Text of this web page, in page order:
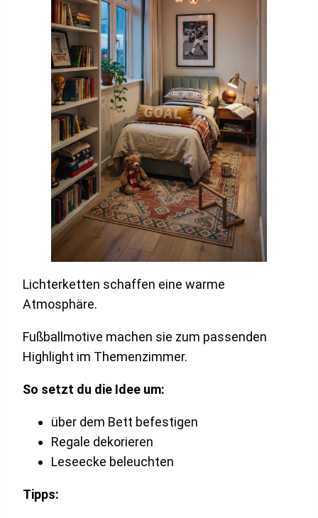
Lichterketten schaffen eine warme
Atmosphäre.
Fußballmotive machen sie zum passenden
Highlight im Themenzimmer.
So setzt du die Idee um:
über dem Bett befestigen
Regale dekorieren
Leseecke beleuchten
Tipps: